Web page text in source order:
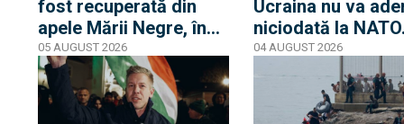
fost recuperată din
apele Mării Negre, în
apropierea plajei Loft
din Mamaia
05 AUGUST 2026
Ucraina nu va
niciodată la
auzit 12 ani povești
privind aderarea
04 AUGUST 2026